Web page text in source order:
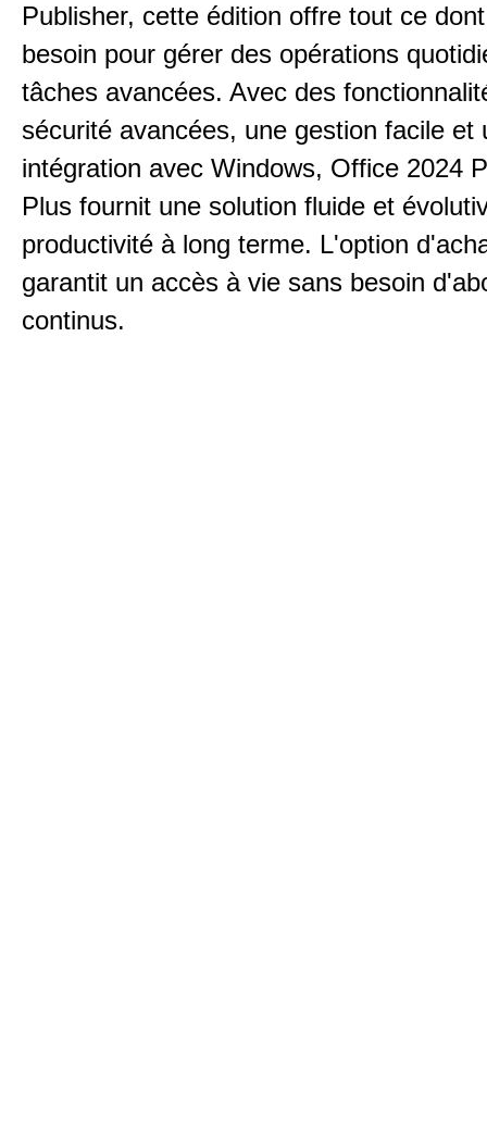
Publisher, cette édition offre tout ce
besoin pour gérer des opérations
tâches avancées. Avec des
sécurité avancées, une gestion facile et
intégration avec Windows, Office 2024
Plus fournit une solution fluide et
productivité à long terme. L'option
garantit un accès à vie sans besoin
continus.